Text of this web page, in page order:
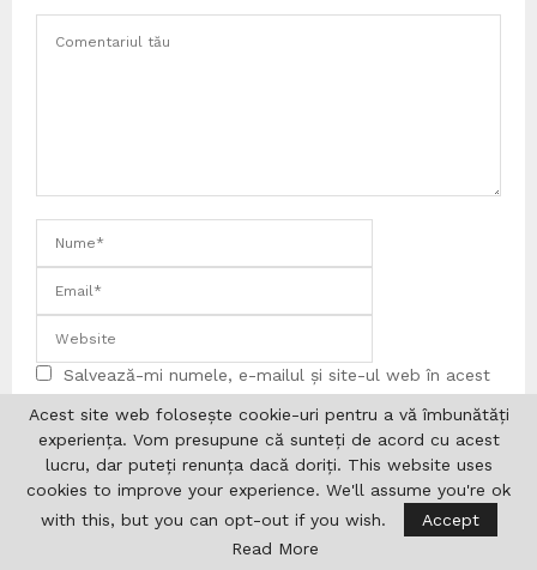
Salvează-mi numele, e-mailul și site-ul web în acest
browser pentru data viitoare când comentez.
Acest site web folosește cookie-uri pentru a vă îmbunătăți
experiența. Vom presupune că sunteți de acord cu acest
lucru, dar puteți renunța dacă doriți. This website uses
cookies to improve your experience. We'll assume you're ok
with this, but you can opt-out if you wish.
Accept
Read More